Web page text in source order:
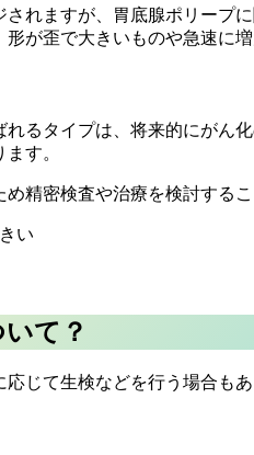
れますが、胃底腺ポリープ
が歪で大きいものや急速に
るタイプは、将来的にが
す。
精密検査や治療を検討するこ
い
て？
じて生検などを行う場合もあ